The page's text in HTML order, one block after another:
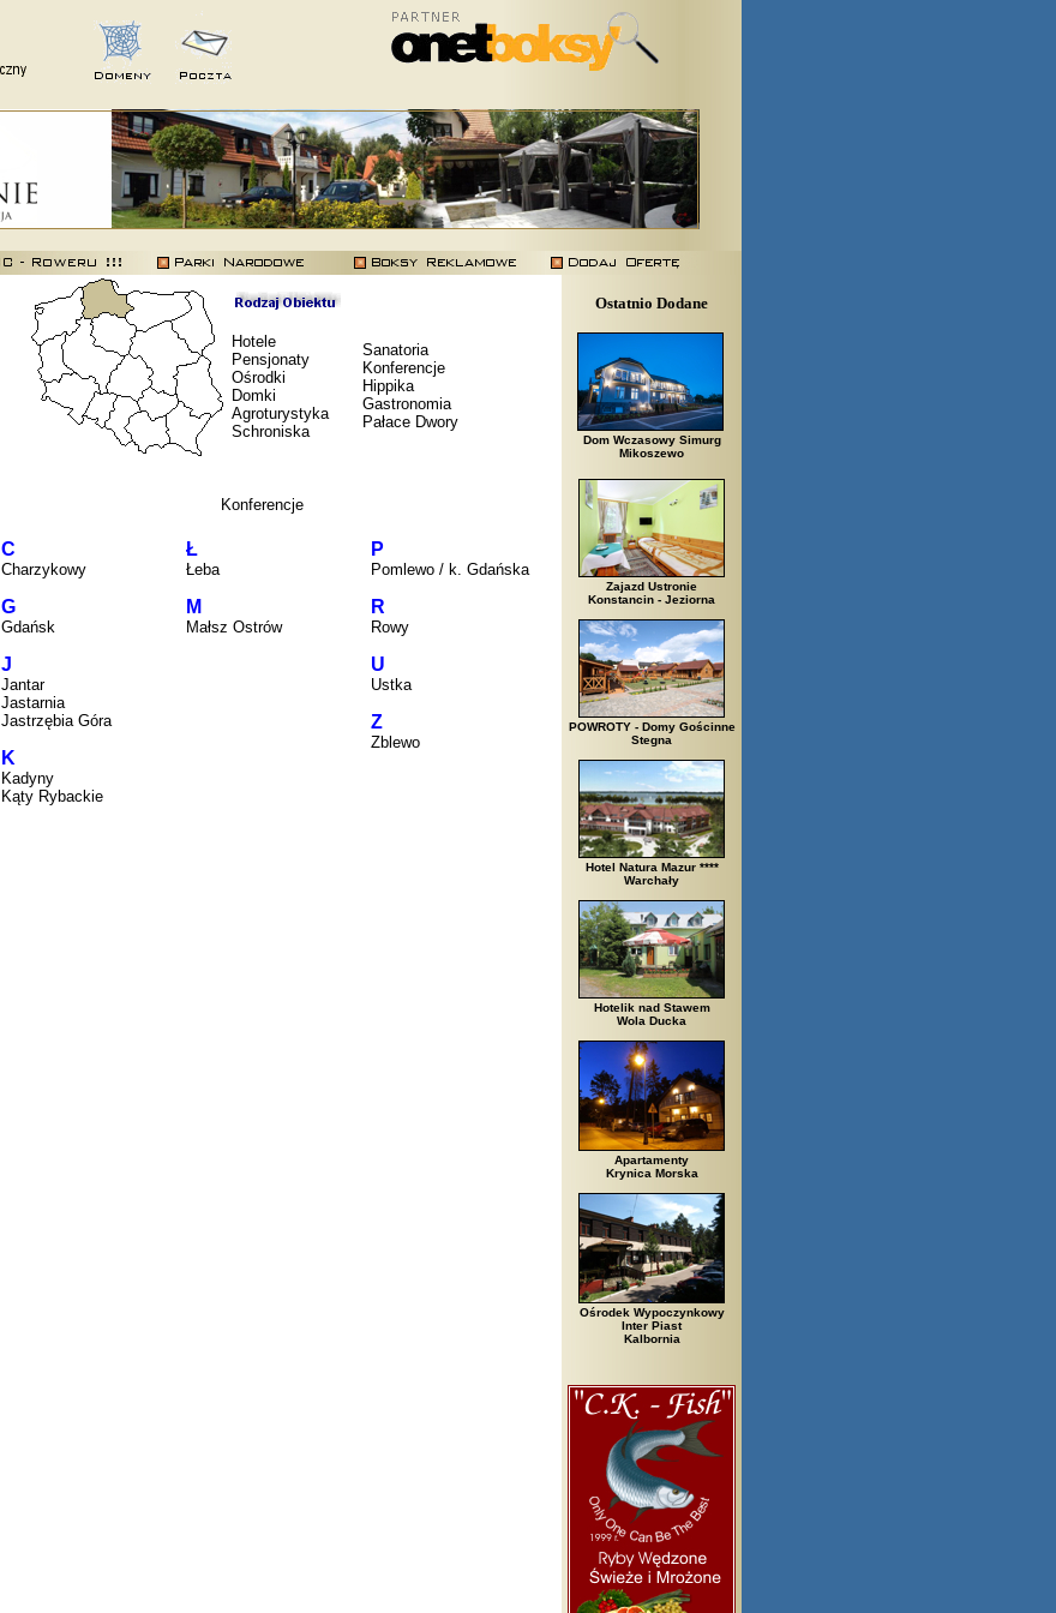
Hotele
Pensjonaty
Ośrodki
Domki
Agroturystyka
Schroniska
Sanatoria
Konferencje
Hippika
Gastronomia
Pałace Dwory
Konferencje
C
Charzykowy
G
Gdańsk
J
Jantar
Jastarnia
Jastrzębia Góra
K
Kadyny
Kąty Rybackie
Ł
Łeba
M
Małsz Ostrów
P
Pomlewo / k. Gdańska
R
Rowy
U
Ustka
Z
Zblewo
Arłamów, Augustów, Babice Stare, Bachanowo, Barczewo, Bardo, Białobrzegi, Białowieża, Bielsko Biała, Biały Bór, Biały Dunajec, Białystok,
Ostatnio Dodane
Dom Wczasowy Simurg
Mikoszewo
Zajazd Ustronie
Konstancin - Jeziorna
POWROTY - Domy Gościnne
Stegna
Hotel Natura Mazur ****
Warchały
Hotelik nad Stawem
Wola Ducka
Apartamenty
Krynica Morska
Ośrodek Wypoczynkowy
Inter Piast
Kalbornia